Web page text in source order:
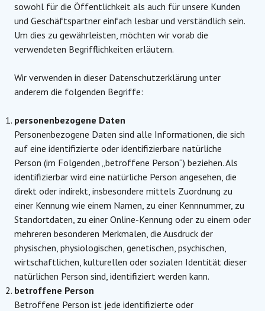
sowohl für die Öffentlichkeit als auch für unsere Kunden
und Geschäftspartner einfach lesbar und verständlich sein.
Um dies zu gewährleisten, möchten wir vorab die
verwendeten Begrifflichkeiten erläutern.
Wir verwenden in dieser Datenschutzerklärung unter
anderem die folgenden Begriffe:
personenbezogene Daten
Personenbezogene Daten sind alle Informationen, die sich
auf eine identifizierte oder identifizierbare natürliche
Person (im Folgenden „betroffene Person“) beziehen. Als
identifizierbar wird eine natürliche Person angesehen, die
direkt oder indirekt, insbesondere mittels Zuordnung zu
einer Kennung wie einem Namen, zu einer Kennnummer, zu
Standortdaten, zu einer Online-Kennung oder zu einem oder
mehreren besonderen Merkmalen, die Ausdruck der
physischen, physiologischen, genetischen, psychischen,
wirtschaftlichen, kulturellen oder sozialen Identität dieser
natürlichen Person sind, identifiziert werden kann.
betroffene Person
Betroffene Person ist jede identifizierte oder